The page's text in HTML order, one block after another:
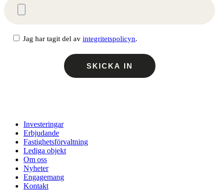
Jag har tagit del avintegritetspolicyn.
Investeringar
Erbjudande
Fastighetsförvaltning
Lediga objekt
Om oss
Nyheter
Engagemang
Kontakt